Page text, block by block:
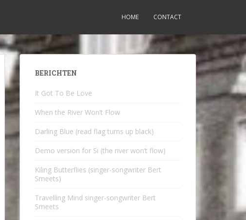
HOME CONTACT
BERICHTEN
It Got To Be Love
When the River Won’t Flow
Darling Blue (read flag turns up black)
Demo version for Si (the river won’t flow)
Kiling Butterflies (singer-songwriter Bert
Smeets)
Travelling Mind singer-songwriter Bert
Smeets